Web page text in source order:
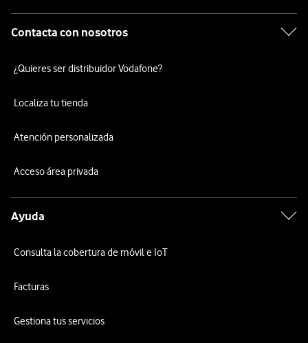
Contacta con nosotros
¿Quieres ser distribuidor Vodafone?
Localiza tu tienda
Atención personalizada
Acceso área privada
Ayuda
Consulta la cobertura de móvil e IoT
Facturas
Gestiona tus servicios